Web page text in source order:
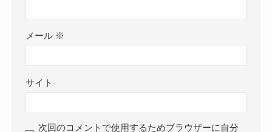
メール ※
サイト
次回のコメントで使用するためブラウザーに自分